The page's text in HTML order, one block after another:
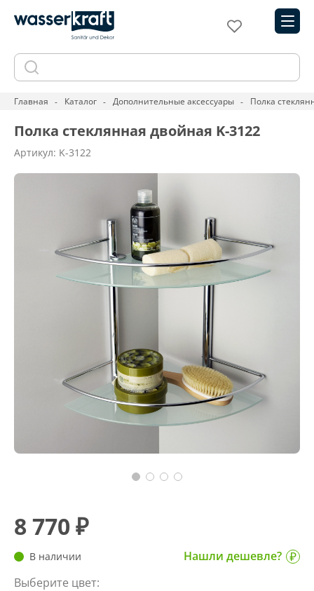
Главная Каталог Дополнительные аксессуары Полка
Полка стеклянная двойная K-3122
Артикул: K-3122
8 770 ₽
В наличии
Нашли дешевле?
Выберите цвет: